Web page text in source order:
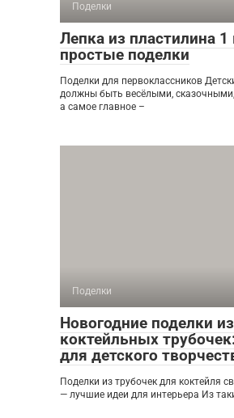
Поделки
Лепка из пластилина 1
простые поделки
Поделки для первоклассников
должны быть весёлыми,
а самое главное –
Поделки
Новогодние поделки из
коктейльных
для детского
Поделки из трубочек для коктейля
— лучшие идеи для интерьера Из